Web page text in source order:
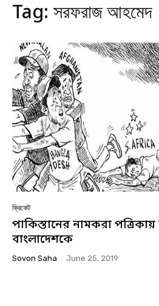
Tag: সরফরাজ আহমেদ
ক্রিকেট
পাকিস্তানের নামকরা
বাংলাদেশকে
Sovon Saha - June 25, 2019